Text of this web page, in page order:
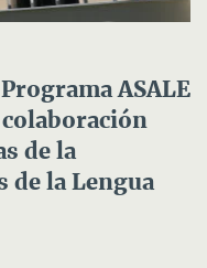
ASALE
de la
de la Lengua